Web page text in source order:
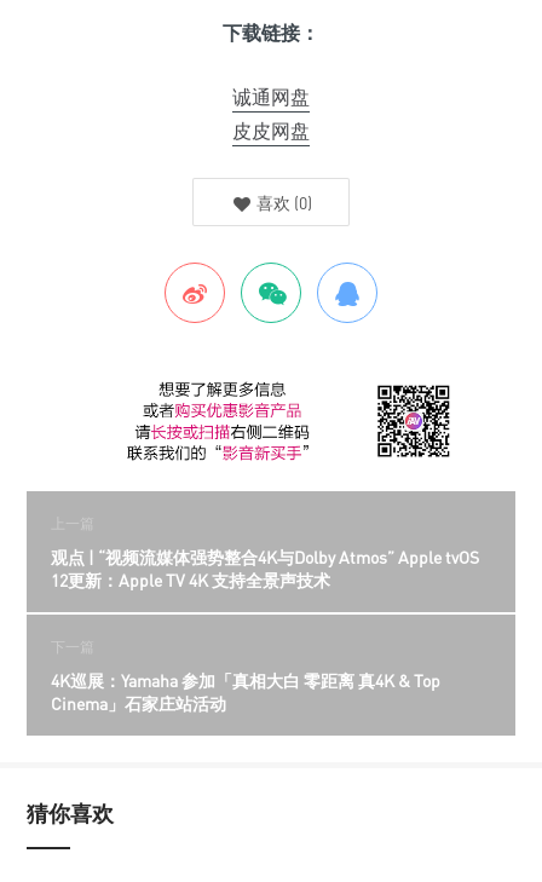
下载链接：
诚通网盘
皮皮网盘
喜欢 (0)
上一篇
观点 | “视频流媒体强势整合4K与Dolby Atmos” Apple tvOS
12更新：Apple TV 4K 支持全景声技术
下一篇
4K巡展：Yamaha 参加「真相大白 零距离 真4K & Top
Cinema」石家庄站活动
猜你喜欢